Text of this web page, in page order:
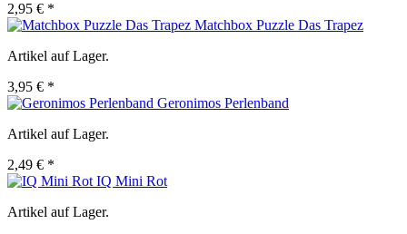
2,95 € *
Matchbox Puzzle Das Trapez
Artikel auf Lager.
3,95 € *
Geronimos Perlenband
Artikel auf Lager.
2,49 € *
IQ Mini Rot
Artikel auf Lager.